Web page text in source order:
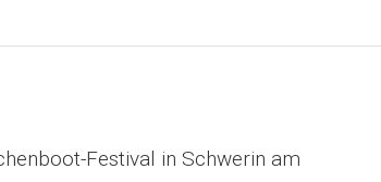
Festival in Schwerin am